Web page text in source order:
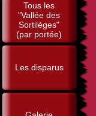
Tous les
"Vallée des
Sortilèges"
(par portée)
Les disparus